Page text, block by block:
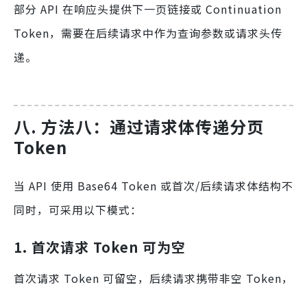
部分 API 在响应头提供下一页链接或 Continuation
Token，需要在后续请求中作为查询参数或请求头传
递。
八. 方法八：通过请求体传递分页
Token
当 API 使用 Base64 Token 或首次/后续请求体结构不
同时，可采用以下模式：
1. 首次请求 Token 可为空
首次请求 Token 可留空，后续请求携带非空 Token，